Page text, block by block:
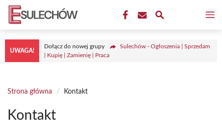
Przejdź
treści
UWAGA!
Dołącz do nowej grupy
Sulechów - Ogłoszenia | Sprzedam
| Kupię | Zamienię | Praca
Strona główna / Kontakt
Kontakt